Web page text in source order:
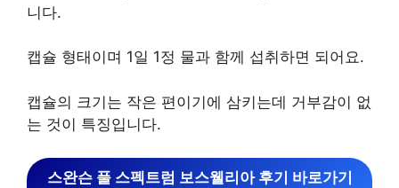
니다.
캡슐 형태이며 1일 1정 물과 함께 섭취하면 되어요.
캡슐의 크기는 작은 편이기에 삼키는데 거부감이 없
는 것이 특징입니다.
스완슨 풀 스펙트럼 보스웰리아 후기 바로가기